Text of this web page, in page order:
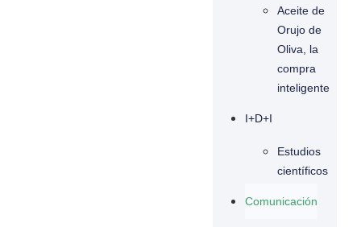
Aceite de
Orujo de
Oliva, la
compra
inteligente
I+D+I
Estudios
científicos
Comunicación